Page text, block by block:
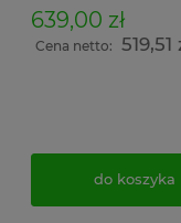
nachylenie oparcia
639,00 zł
Cena netto: 519,51
do koszyka